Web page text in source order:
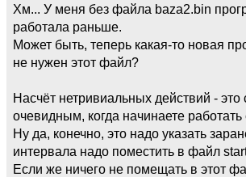
Хм... У меня без файла baza2.bin
работала раньше.
Может быть, теперь какая-то новая
не нужен этот файл?
Насчёт нетривиальных действий - это
очевидным, когда начинаете
Ну да, конечно, это надо указать
интервала надо поместить в файл
Если же ничего не помещать в этот